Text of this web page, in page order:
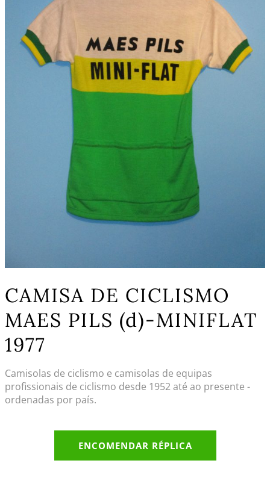
CAMISA DE CICLISMO
MAES PILS (d)-MINIFLAT
1977
Camisolas de ciclismo e camisolas de equipas
profissionais de ciclismo desde 1952 até ao presente -
ordenadas por país.
ENCOMENDAR RÉPLICA